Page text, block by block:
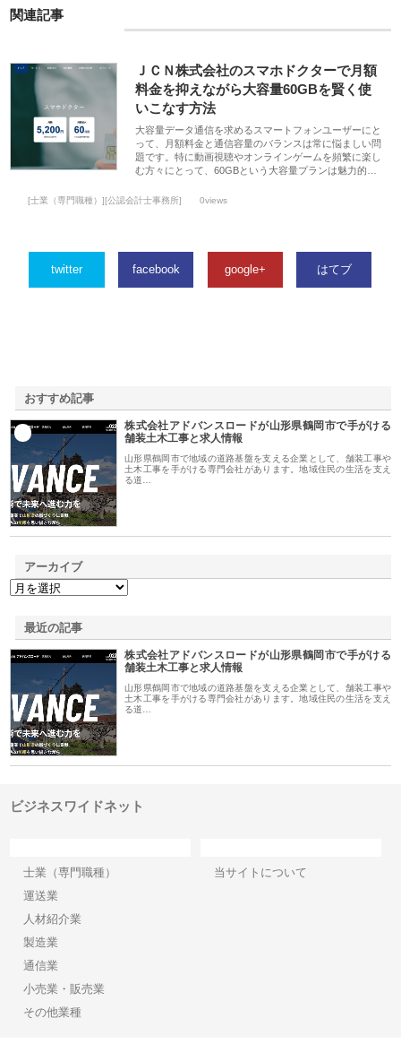
関連記事
ＪＣＮ株式会社のスマホドクターで月額
料金を抑えながら大容量60GBを賢く使
いこなす方法
大容量データ通信を求めるスマートフォンユーザーにと
って、月額料金と通信容量のバランスは常に悩ましい問
題です。特に動画視聴やオンラインゲームを頻繁に楽し
む方々にとって、60GBという大容量プランは魅力的…
[士業（専門職種）][公認会計士事務所] 0views
twitter facebook google+ はてブ
おすすめ記事
株式会社アドバンスロードが山形県鶴岡市で手がける
舗装土木工事と求人情報
山形県鶴岡市で地域の道路基盤を支える企業として、舗装工事や
土木工事を手がける専門会社があります。地域住民の生活を支え
る道…
アーカイブ
最近の記事
株式会社アドバンスロードが山形県鶴岡市で手がける
舗装土木工事と求人情報
山形県鶴岡市で地域の道路基盤を支える企業として、舗装工事や
土木工事を手がける専門会社があります。地域住民の生活を支え
る道…
ビジネスワイドネット
士業（専門職種）
運送業
人材紹介業
製造業
通信業
小売業・販売業
その他業種
当サイトについて